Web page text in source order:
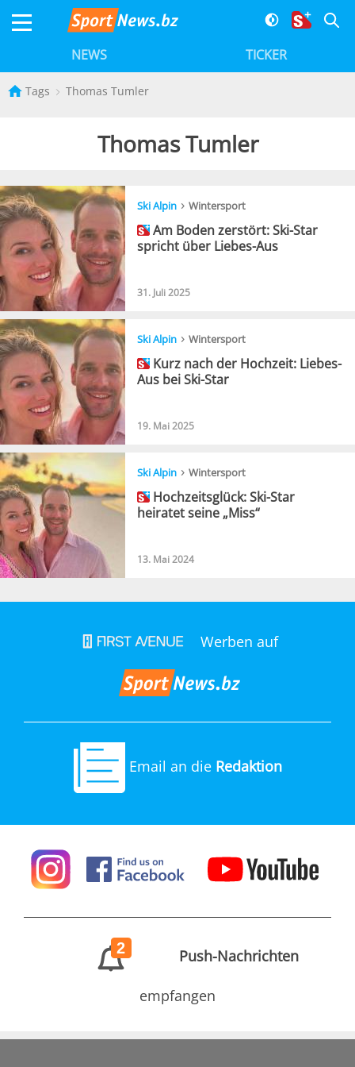
NEWS TICKER
Tags Thomas Tumler
Thomas Tumler
Ski Alpin › Wintersport
Am Boden zerstört: Ski-Star
spricht über Liebes-Aus
31. Juli 2025
Ski Alpin › Wintersport
Kurz nach der Hochzeit: Liebes-
Aus bei Ski-Star
19. Mai 2025
Ski Alpin › Wintersport
Hochzeitsglück: Ski-Star
heiratet seine „Miss“
13. Mai 2024
Werben auf
Email an die Redaktion
2 Push-Nachrichten
empfangen